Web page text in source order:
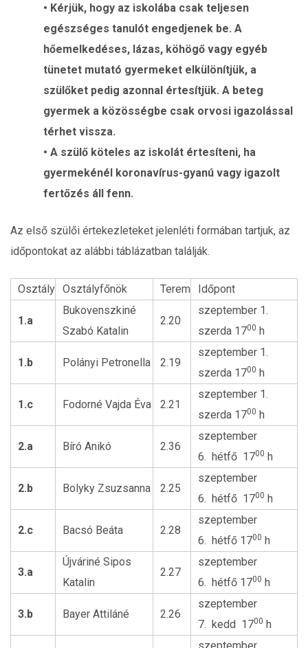
• Kérjük, hogy az iskolába csak teljesen
egészséges tanulót engedjenek be. A
hőemelkedéses, lázas, köhögő vagy egyéb
tünetet mutató gyermeket elkülönítjük, a
szülőket pedig azonnal értesítjük. A beteg
gyermek a közösségbe csak orvosi igazolással
térhet vissza.
• A szülő köteles az iskolát értesíteni, ha
gyermekénél koronavírus-gyanú vagy igazolt
fertőzés áll fenn.
Az első szülői értekezleteket jelenléti formában tartjuk, az
időpontokat az alábbi táblázatban találják.
Osztály Osztályfőnök Terem Időpont
1.a
Bukovenszkiné
Szabó Katalin
2.20
szeptember 1.
szerda 1700 h
1.b Polányi Petronella 2.19
szeptember 1.
szerda 1700 h
1.c Fodorné Vajda Éva 2.21
szeptember 1.
szerda 1700 h
2.a Bíró Anikó 2.36
szeptember
6. hétfő 1700 h
2.b Bolyky Zsuzsanna 2.25
szeptember
6. hétfő 1700 h
2.c Bacsó Beáta 2.28
szeptember
6. hétfő 1700 h
3.a
Újváriné Sipos
Katalin
2.27
szeptember
6. hétfő 1700 h
3.b Bayer Attiláné 2.26
szeptember
7. kedd 1700 h
szeptember